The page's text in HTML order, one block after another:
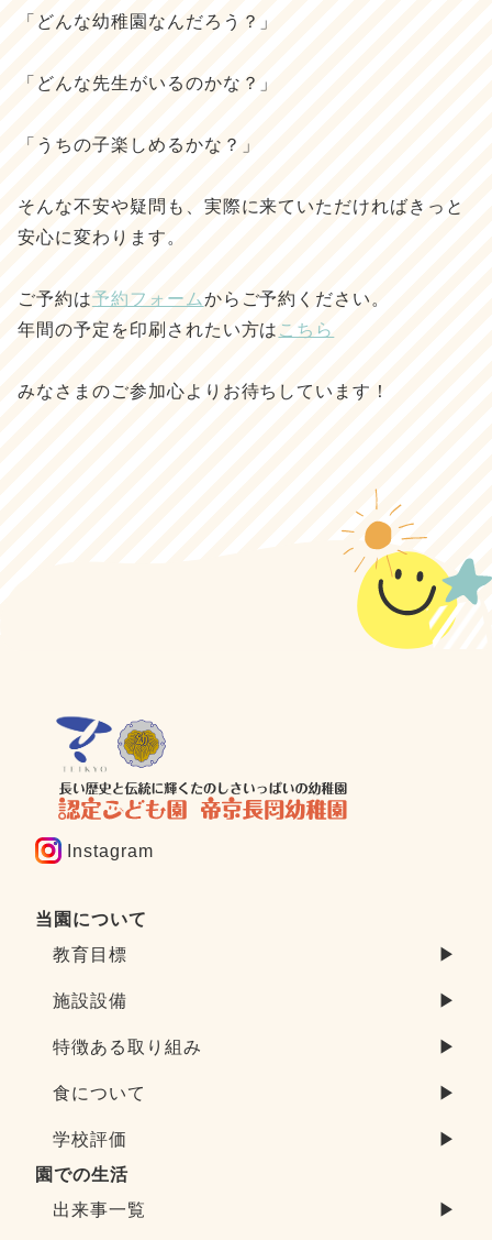
「どんな幼稚園なんだろう？」
「どんな先生がいるのかな？」
「うちの子楽しめるかな？」
そんな不安や疑問も、実際に来ていただければきっと
安心に変わります。
ご予約は予約フォームからご予約ください。
年間の予定を印刷されたい方は こちら
みなさまのご参加心よりお待ちしています！
Instagram
当園について
教育目標
▶
施設設備 ▶
特徴ある取り組み ▶
食について ▶
学校評価
▶
園での生活
出来事一覧
▶